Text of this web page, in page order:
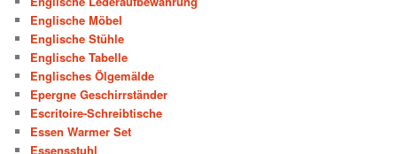
Englische Möbel
Englische Stühle
Englische Tabelle
Englisches Ölgemälde
Epergne Geschirrständer
Escritoire-Schreibtische
Essen Warmer Set
Essensstuhl